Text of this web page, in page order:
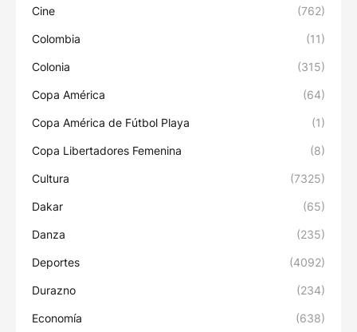
Cine (762)
Colombia (11)
Colonia (315)
Copa América (64)
Copa América de Fútbol Playa (1)
Copa Libertadores Femenina (8)
Cultura (7325)
Dakar (65)
Danza (235)
Deportes (4092)
Durazno (234)
Economía (638)